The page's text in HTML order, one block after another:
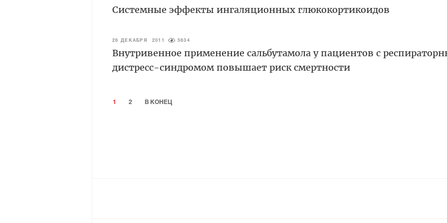
Системные эффекты ингаляционных глюкокортикоидов
26 ДЕКАБРЯ 2011 5634
Внутривенное применение сальбутамола у пациентов с
дистресс-синдромом повышает риск смертности
1 2 В КОНЕЦ